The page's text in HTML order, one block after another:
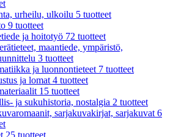
urheilu, ulkoilu 5 tuotteet
9 tuotteet
ja hoitotyö 72 tuotteet
maantiede, ympäristö,
3 tuotteet
ja luonnontieteet 7 tuotteet
ja lomat 4 tuotteet
15 tuotteet
ja sukuhistoria, nostalgia 2 tuotteet
sarjakuvakirjat, sarjakuvat 6
25 tuotteet